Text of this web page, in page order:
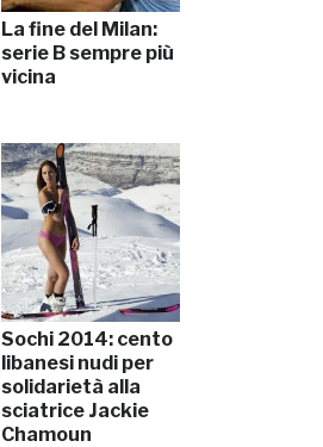
La fine del Milan:
serie B sempre più
vicina
Sochi 2014: cento
libanesi nudi per
solidarietà alla
sciatrice Jackie
Chamoun